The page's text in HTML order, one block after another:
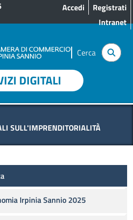
Menu profilo utente
Accedi
Registrati
Intranet
Cerca
DIGITALI
SULL'IMPRENDITORIALITÀ
Irpinia Sannio 2025